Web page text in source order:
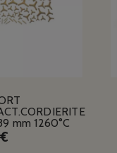
mm 1260°C